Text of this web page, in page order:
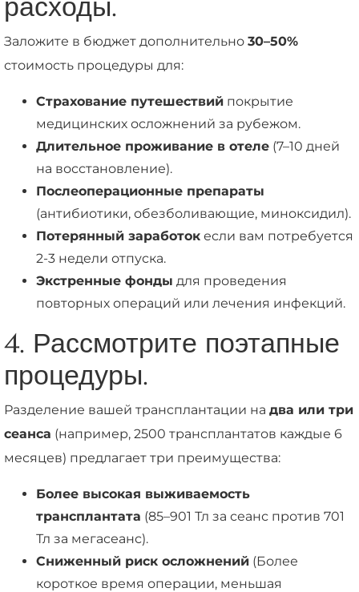
Заложите в бюджет дополнительно 30–50%
стоимость процедуры для:
Страхование путешествий покрытие
медицинских осложнений за рубежом.
Длительное проживание в отеле (7–10 дней
на восстановление).
Послеоперационные препараты
(антибиотики, обезболивающие, миноксидил).
Потерянный заработок если вам потребуется
2-3 недели отпуска.
Экстренные фонды для проведения
повторных операций или лечения инфекций.
4. Рассмотрите поэтапные
процедуры.
Разделение вашей трансплантации на два или три
сеанса (например, 2500 трансплантатов каждые 6
месяцев) предлагает три преимущества:
Более высокая выживаемость
трансплантата (85–901 Тл за сеанс против 701
Тл за мегасеанс).
Сниженный риск осложнений (Более
короткое время операции, меньшая